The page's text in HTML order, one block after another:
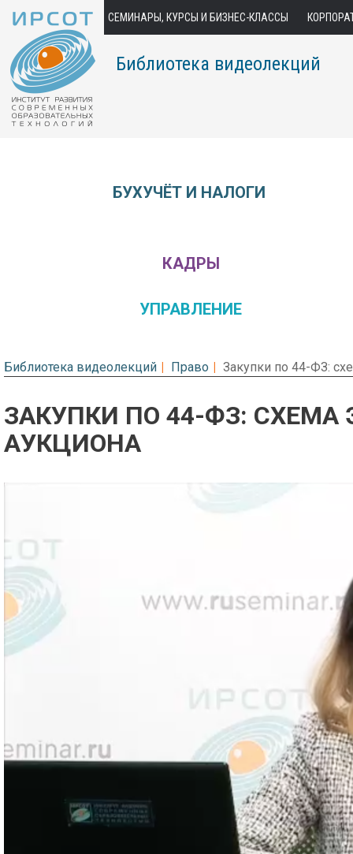
СЕМИНАРЫ, КУРСЫ И БИЗНЕС-КЛАССЫ
Библиотека видеолекций
БУХУЧЁТ И НАЛОГИ
КАДРЫ
УПРАВЛЕНИЕ
Библиотека видеолекций Право Закупки по 44-ФЗ:
ЗАКУПКИ ПО 44-ФЗ: СХЕМА
АУКЦИОНА